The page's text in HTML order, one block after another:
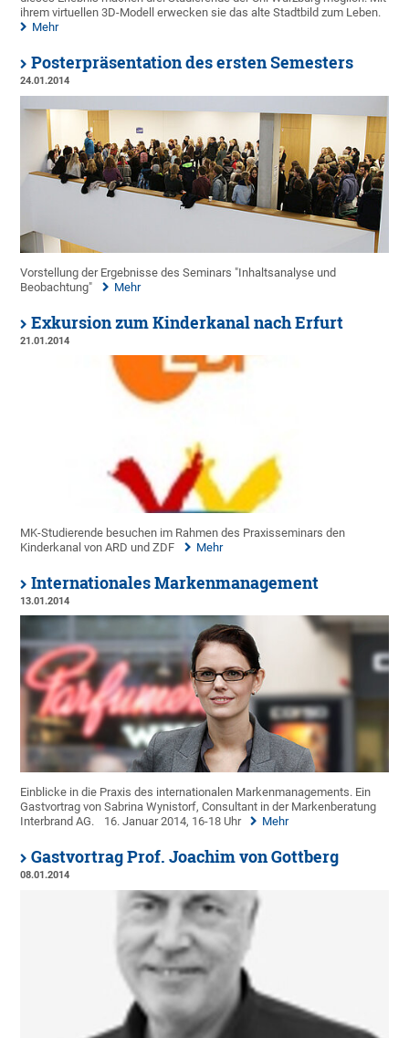
ihrem virtuellen 3D-Modell erwecken sie das alte Stadtbild zum Leben.
Mehr
Posterpräsentation des ersten Semesters
24.01.2014
Vorstellung der Ergebnisse des Seminars "Inhaltsanalyse und
Beobachtung"
Mehr
Exkursion zum Kinderkanal nach Erfurt
21.01.2014
MK-Studierende besuchen im Rahmen des Praxisseminars den
Kinderkanal von ARD und ZDF
Mehr
Internationales Markenmanagement
13.01.2014
Einblicke in die Praxis des internationalen Markenmanagements. Ein
Gastvortrag von Sabrina Wynistorf, Consultant in der Markenberatung
Interbrand AG.
16. Januar 2014, 16-18 Uhr Mehr
Gastvortrag Prof. Joachim von Gottberg
08.01.2014